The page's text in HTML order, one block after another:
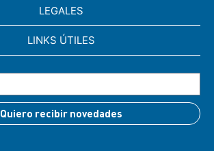
LEGALES
LINKS ÚTILES
Quiero recibir novedades